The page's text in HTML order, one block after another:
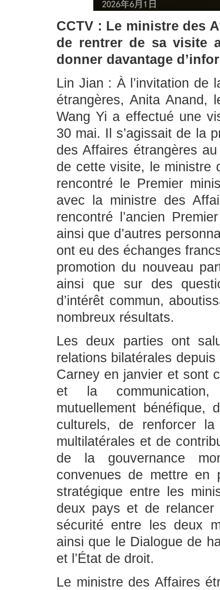
CCTV : Le ministre des
de rentrer de sa visite
donner davantage
Lin Jian : À l’invitation de
étrangères, Anita Anand,
Wang Yi a effectué une
30 mai. Il s’agissait de la
des Affaires étrangères
de cette visite, le ministre
rencontré le Premier
avec la ministre des
rencontré l’ancien
ainsi que d’autres
ont eu des échanges
promotion du nouveau
ainsi que sur des
d’intérêt commun,
nombreux résultats.
Les deux parties ont
relations bilatérales
Carney en janvier et sont
et la communication,
mutuellement bénéfique,
culturels, de renforcer
multilatérales et de
de la gouvernance
convenues de mettre en
stratégique entre les
deux pays et de
sécurité entre les deux
ainsi que le Dialogue de
et l’État de droit.
Le ministre des Affaires